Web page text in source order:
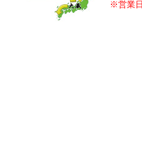
※営業